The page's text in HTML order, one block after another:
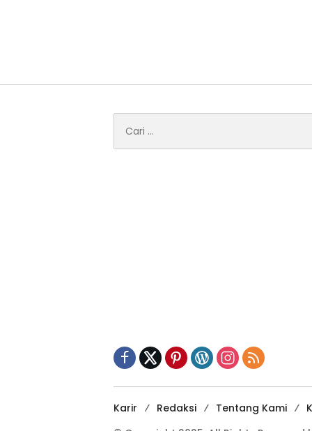
untuk:
Karir Redaksi Tentang Kami